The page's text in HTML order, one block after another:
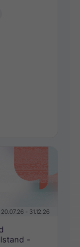
20.07.26 - 31.12.26
-